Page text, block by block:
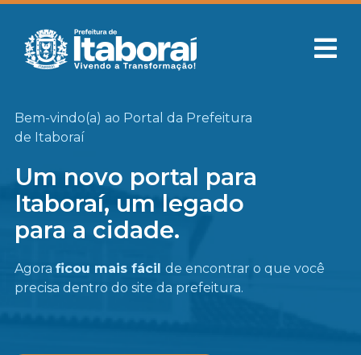
Bem-vindo(a) ao Portal da Prefeitura
de Itaboraí
Um novo portal para
Itaboraí, um legado
para a cidade.
Agora ficou mais fácil de encontrar o que você
precisa dentro do site da prefeitura.